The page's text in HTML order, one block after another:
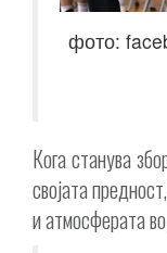
фото:
Кога станува
својата
и атмосферата